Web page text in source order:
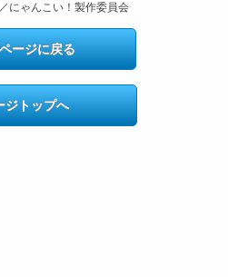
にゃんこい！製作委員会
ージに戻る
ジトップへ